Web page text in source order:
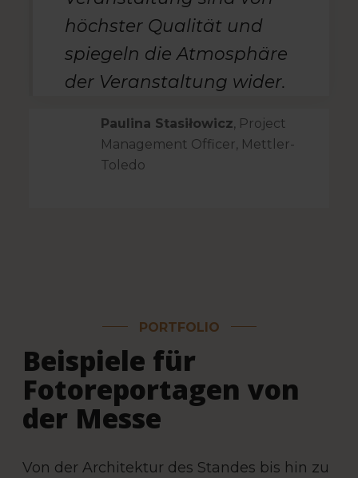
höchster Qualität und
spiegeln die Atmosphäre
der Veranstaltung wider.
Paulina Stasiłowicz, Project
Management Officer, Mettler-
Toledo
PORTFOLIO
Beispiele für
Fotoreportagen von
der Messe
Von der Architektur des Standes bis hin zu